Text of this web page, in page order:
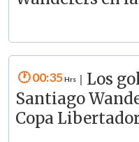
00:35
Los
Santiago
Copa